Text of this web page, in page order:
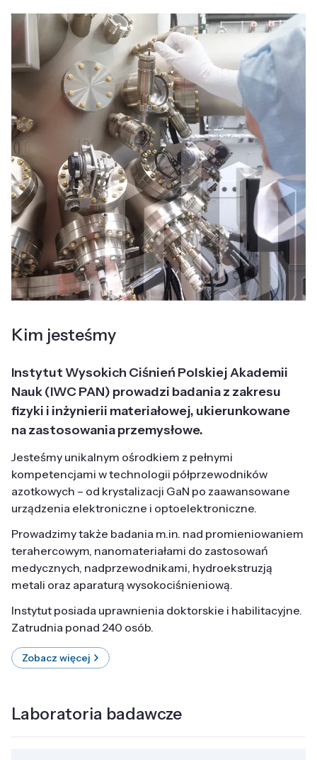
Kim jesteśmy
Instytut Wysokich Ciśnień Polskiej Akademii
Nauk (IWC PAN) prowadzi badania z zakresu
fizyki i inżynierii materiałowej, ukierunkowane
na zastosowania przemysłowe.
Jesteśmy unikalnym ośrodkiem z pełnymi
kompetencjami w technologii półprzewodników
azotkowych – od krystalizacji GaN po zaawansowane
urządzenia elektroniczne i optoelektroniczne.
Prowadzimy także badania m.in. nad promieniowaniem
terahercowym, nanomateriałami do zastosowań
medycznych, nadprzewodnikami, hydroekstruzją
metali oraz aparaturą wysokociśnieniową.
Instytut posiada uprawnienia doktorskie i habilitacyjne.
Zatrudnia ponad 240 osób.
Zobacz więcej
Laboratoria badawcze